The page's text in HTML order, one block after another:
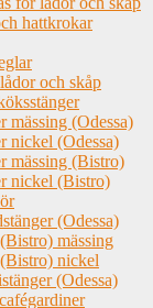
hattkrokar
och skåp
mässing (Odessa)
nickel (Odessa)
mässing (Bistro)
nickel (Bistro)
(Odessa)
mässing
nickel
(Odessa)